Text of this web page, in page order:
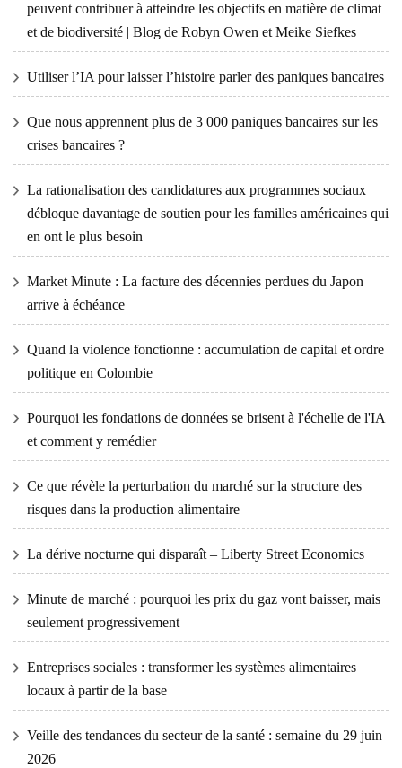
peuvent contribuer à atteindre les objectifs en matière de climat
et de biodiversité | Blog de Robyn Owen et Meike Siefkes
Utiliser l’IA pour laisser l’histoire parler des paniques bancaires
Que nous apprennent plus de 3 000 paniques bancaires sur les
crises bancaires ?
La rationalisation des candidatures aux programmes sociaux
débloque davantage de soutien pour les familles américaines qui
en ont le plus besoin
Market Minute : La facture des décennies perdues du Japon
arrive à échéance
Quand la violence fonctionne : accumulation de capital et ordre
politique en Colombie
Pourquoi les fondations de données se brisent à l'échelle de l'IA
et comment y remédier
Ce que révèle la perturbation du marché sur la structure des
risques dans la production alimentaire
La dérive nocturne qui disparaît – Liberty Street Economics
Minute de marché : pourquoi les prix du gaz vont baisser, mais
seulement progressivement
Entreprises sociales : transformer les systèmes alimentaires
locaux à partir de la base
Veille des tendances du secteur de la santé : semaine du 29 juin
2026